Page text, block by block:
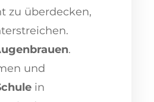
zu überdecken,
.
und
in